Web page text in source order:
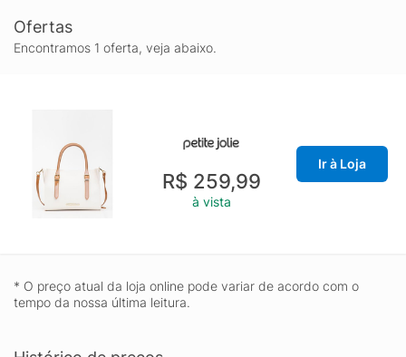
Ofertas
Encontramos 1 oferta, veja abaixo.
R$ 259,99
à vista
Ir à Loja
* O preço atual da loja online pode variar de acordo com o
tempo da nossa última leitura.